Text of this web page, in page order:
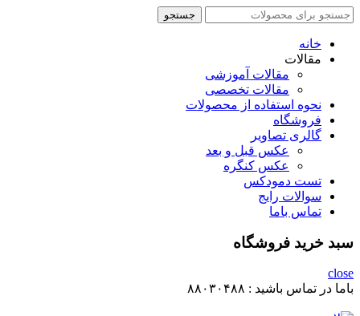
جستجو
جستجو
خانه
مقالات
مقالات آموزشی
مقالات تخصصی
نحوه استفاده از محصولات
فروشگاه
گالری تصاویر
عکس قبل و بعد
عکس کنگره
تست دمودکس
سوالات رایج
تماس باما
سبد خرید فروشگاه
close
باما در تماس باشید : ۸۸۰۳۰۴۸۸